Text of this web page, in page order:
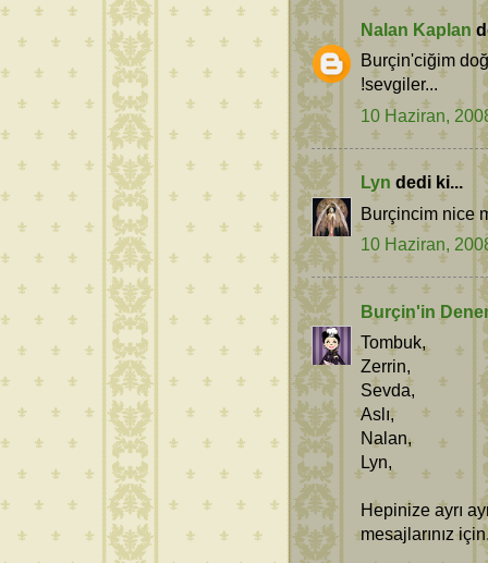
Nalan Kaplan
Burçin'ciğim
!sevgiler...
10 Haziran,
Lyn dedi ki...
Burçincim nice
10 Haziran,
Burçin'in
Tombuk,
Zerrin,
Sevda,
Aslı,
Nalan,
Lyn,
Hepinize ayrı
mesajlarınız